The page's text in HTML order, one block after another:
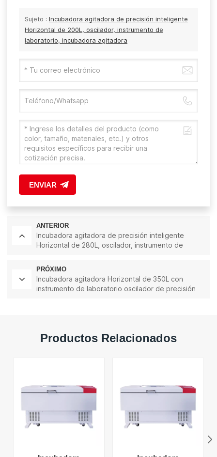
Sujeto : Incubadora agitadora de precisión inteligente
Horizontal de 200L, oscilador, instrumento de
laboratorio, incubadora agitadora
ENVIAR
ANTERIOR
Incubadora agitadora de precisión inteligente
Horizontal de 280L, oscilador, instrumento de
PRÓXIMO
Incubadora agitadora Horizontal de 350L con
instrumento de laboratorio oscilador de precisión
Productos Relacionados